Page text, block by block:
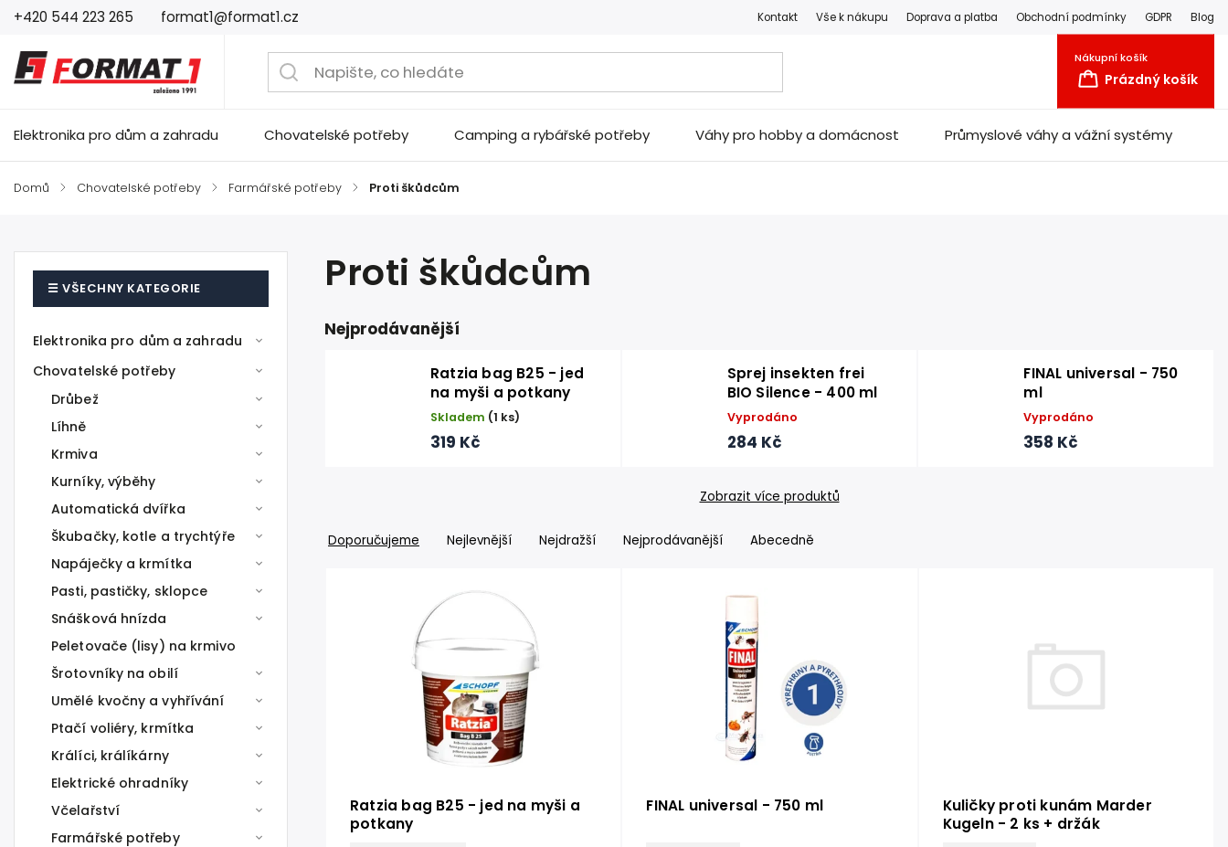
+420 544 223 265 format1@format1.cz Kontakt Vše k nákupu Doprava a platba Obchodní podmínky GDPR Blog
Nákupní košík
Prázdný košík
Elektronika pro dům a zahradu Chovatelské potřeby Camping a rybářské potřeby Váhy pro hobby a domácnost Průmyslové váhy a vážní systémy
Domů / Chovatelské potřeby / Farmářské potřeby / Proti škůdcům
Elektronika pro dům a zahradu
Chovatelské potřeby
Drůbež
Líhně
Krmiva
Kurníky, výběhy
Automatická dvířka
Škubačky, kotle a trychtýře
Napáječky a krmítka
Pasti, pastičky, sklopce
Snášková hnízda
Peletovače (lisy) na krmivo
Šrotovníky na obilí
Umělé kvočny a vyhřívání
Ptačí voliéry, krmítka
Králíci, králíkárny
Elektrické ohradníky
Včelařství
Farmářské potřeby
Proti škůdcům
Nejprodávanější
Ratzia bag B25 - jed
na myši a potkany
Skladem (1 ks)
319 Kč
Sprej insekten frei
BIO Silence - 400 ml
Vyprodáno
284 Kč
FINAL universal - 750
ml
Vyprodáno
358 Kč
Zobrazit více produktů
Doporučujeme Nejlevnější Nejdražší Nejprodávanější Abecedně
Ratzia bag B25 - jed na myši a
potkany
FINAL universal - 750 ml
Kuličky proti kunám Marder
Kugeln - 2 ks + držák